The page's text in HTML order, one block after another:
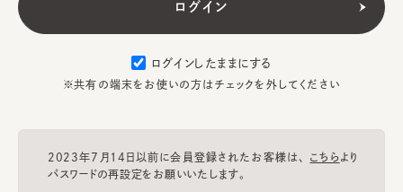
ログインしたままにする
※共有の端末をお使いの方はチェックを外してください
2023年7月14日以前に会員登録されたお客様は、 こちらより
パスワードの再設定をお願いいたします。